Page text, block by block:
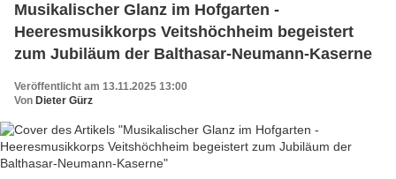
Musikalischer Glanz im Hofgarten -
Heeresmusikkorps Veitshöchheim begeistert
zum Jubiläum der Balthasar-Neumann-Kaserne
Veröffentlicht am 13.11.2025 13:00
Von Dieter Gürz